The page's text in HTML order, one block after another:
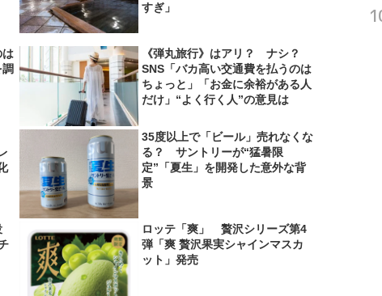
すぎ」
は
《弾丸旅行》はアリ？ ナシ？
SNS「バカ高い交通費を払うのは
ちょっと」「お金に余裕がある人
だけ」“よく行く人”の意見は
35度以上で「ビール」売れなくな
る？ サントリーが“猛暑限
定”「夏生」を開発した意外な背
景
ロッテ「爽」 贅沢シリーズ第4
弾「爽 贅沢果実シャインマスカ
ット」発売